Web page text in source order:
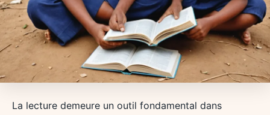
La lecture demeure un outil fondamental dans